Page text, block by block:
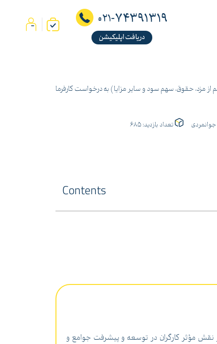
021-74391319
دریافت اپلیکیشن
مزد، حقوق، سهم سود و سایر مزایا) به درخواست کارفرما
جوانمردی تعداد بازدید:
Contents
نقش مؤثر کارگران در توسعه و پیشرفت جوامع و